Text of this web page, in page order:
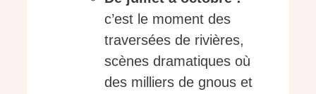
c’est le moment des
traversées de rivières,
scènes dramatiques où
des milliers de gnous et